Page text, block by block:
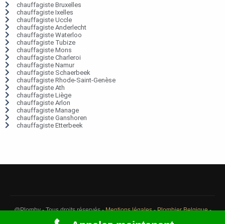
chauffagiste Bruxelles
chauffagiste Ixelles
chauffagiste Uccle
chauffagiste Anderlecht
chauffagiste Waterloo
chauffagiste Tubize
chauffagiste Mons
chauffagiste Charleroi
chauffagiste Namur
chauffagiste Schaerbeek
chauffagiste Rhode-Saint-Genèse
chauffagiste Ath
chauffagiste Liège
chauffagiste Arlon
chauffagiste Manage
chauffagiste Ganshoren
chauffagiste Etterbeek
@Plomby - Tous droits réservés -Mentions légales-Plombier Belgique-
Débouchage Belgique